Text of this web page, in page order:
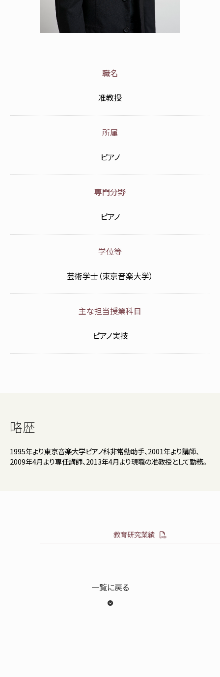
職名
准教授
所属
ピアノ
専門分野
ピアノ
学位等
芸術学士（東京音楽大学）
主な担当授業科目
ピアノ実技
略歴
1995年より東京音楽大学ピアノ科非常勤助手、2001年より講師、
2009年4月より専任講師、2013年4月より現職の准教授として勤務。
教育研究業績
一覧に戻る